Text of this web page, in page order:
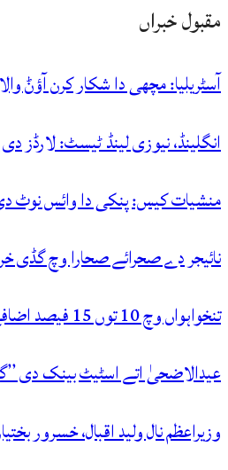
مقبول خبراں
آسٹریلیا: مچھی دا شکار کرن آؤݨ
انگلینڈ، نیوزی لینڈ ٹیسٹ: لارڈز
منشیات کیس: پنکی دا وائس نوٹ دی
نائیجر دے صحرائے صحارا وچ گڈی خراب ہو کے
تنخواہواں وچ 10 توں 15 فیصد اضافے دی تجویز، وزیر اعظم اتحادیاں نال مشاورت توں بعد حتمی فیصلہ کرنگے
عیدالاضحیٰ اتے اسٹیٹ بینک دی
وزیراعظم نال ولید اقبال، خسرور